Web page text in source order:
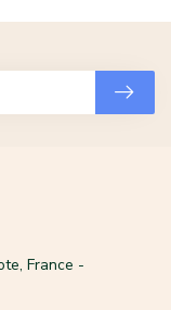
France -